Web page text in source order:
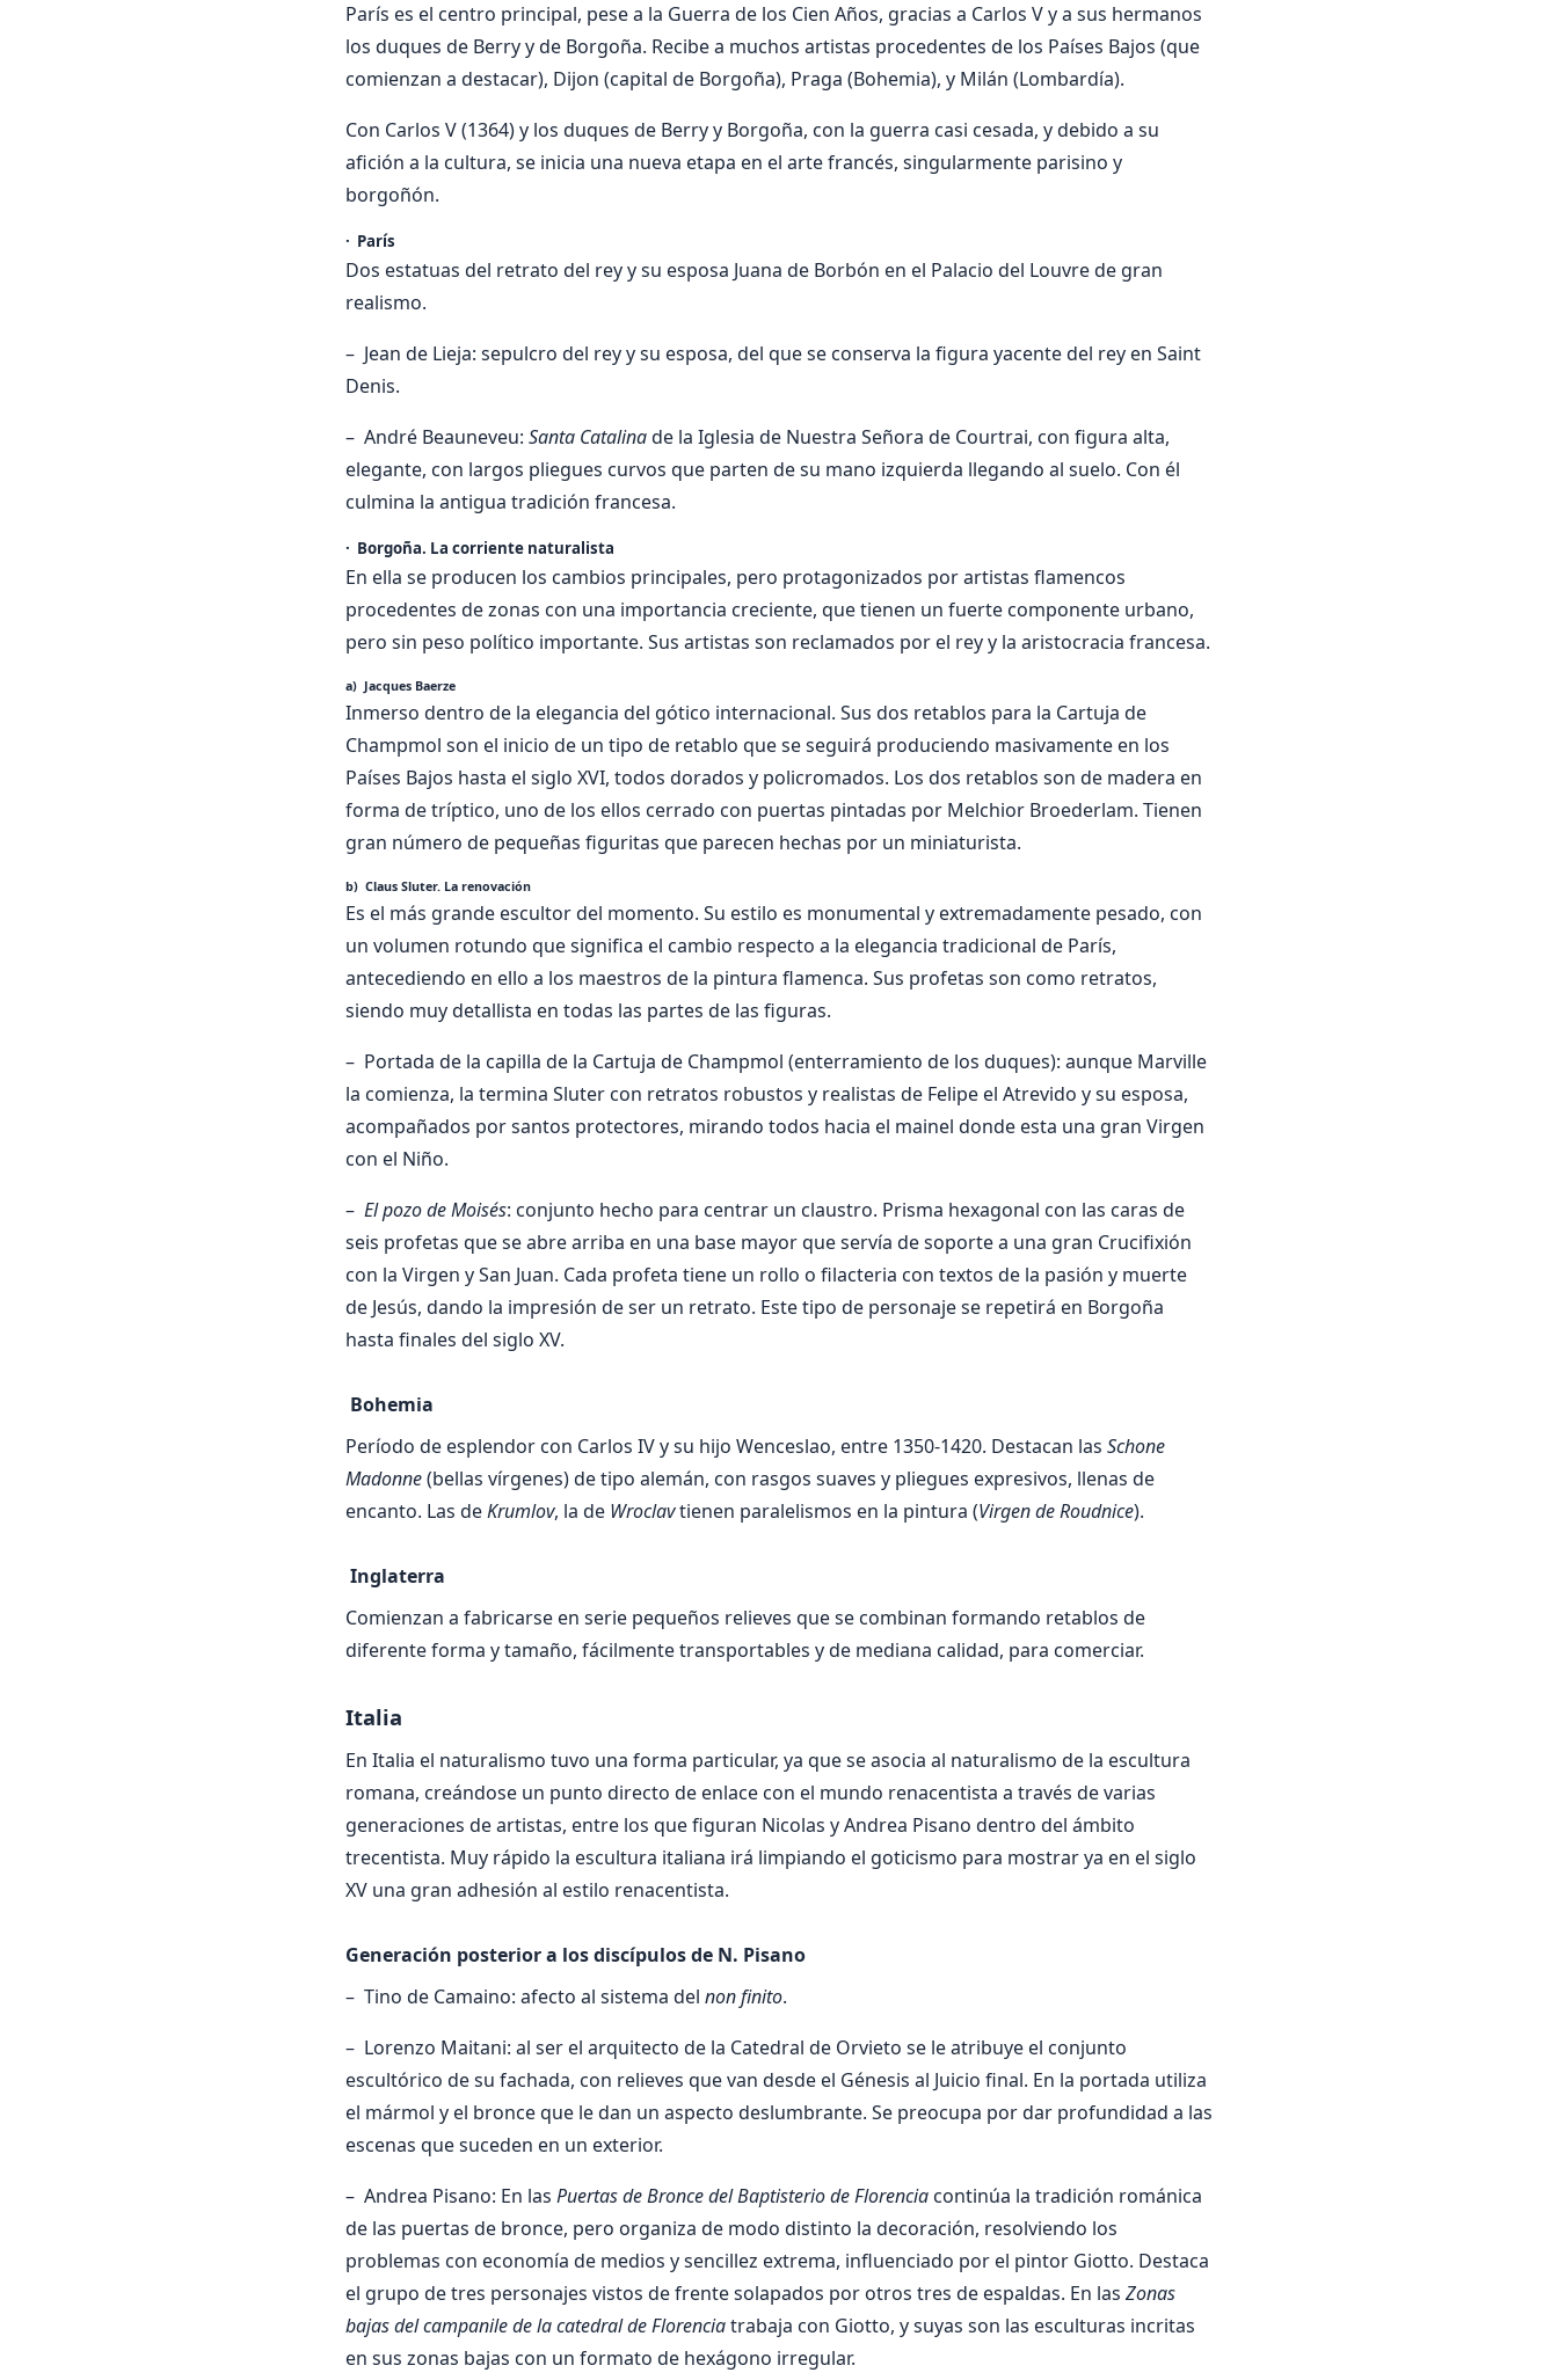
París es el centro principal, pese a la Guerra de los Cien Años, gracias a Carlos V y a sus hermanos
los duques de Berry y de Borgoña. Recibe a muchos artistas procedentes de los Países Bajos (que
comienzan a destacar), Dijon (capital de Borgoña), Praga (Bohemia), y Milán (Lombardía).
Con Carlos V (1364) y los duques de Berry y Borgoña, con la guerra casi cesada, y debido a su
afición a la cultura, se inicia una nueva etapa en el arte francés, singularmente parisino y
borgoñón.
· París
Dos estatuas del retrato del rey y su esposa Juana de Borbón en el Palacio del Louvre de gran
realismo.
– Jean de Lieja: sepulcro del rey y su esposa, del que se conserva la figura yacente del rey en Saint
Denis.
– André Beauneveu: Santa Catalinade la Iglesia de Nuestra Señora de Courtrai, con figura alta,
elegante, con largos pliegues curvos que parten de su mano izquierda llegando al suelo. Con él
culmina la antigua tradición francesa.
· Borgoña. La corriente naturalista
En ella se producen los cambios principales, pero protagonizados por artistas flamencos
procedentes de zonas con una importancia creciente, que tienen un fuerte componente urbano,
pero sin peso político importante. Sus artistas son reclamados por el rey y la aristocracia francesa.
a) Jacques Baerze
Inmerso dentro de la elegancia del gótico internacional. Sus dos retablos para la Cartuja de
Champmol son el inicio de un tipo de retablo que se seguirá produciendo masivamente en los
Países Bajos hasta el siglo XVI, todos dorados y policromados. Los dos retablos son de madera en
forma de tríptico, uno de los ellos cerrado con puertas pintadas por Melchior Broederlam. Tienen
gran número de pequeñas figuritas que parecen hechas por un miniaturista.
b) Claus Sluter. La renovación
Es el más grande escultor del momento. Su estilo es monumental y extremadamente pesado, con
un volumen rotundo que significa el cambio respecto a la elegancia tradicional de París,
antecediendo en ello a los maestros de la pintura flamenca. Sus profetas son como retratos,
siendo muy detallista en todas las partes de las figuras.
– Portada de la capilla de la Cartuja de Champmol (enterramiento de los duques): aunque Marville
la comienza, la termina Sluter con retratos robustos y realistas de Felipe el Atrevido y su esposa,
acompañados por santos protectores, mirando todos hacia el mainel donde esta una gran Virgen
con el Niño.
– El pozo de Moisés: conjunto hecho para centrar un claustro. Prisma hexagonal con las caras de
seis profetas que se abre arriba en una base mayor que servía de soporte a una gran Crucifixión
con la Virgen y San Juan. Cada profeta tiene un rollo o filacteria con textos de la pasión y muerte
de Jesús, dando la impresión de ser un retrato. Este tipo de personaje se repetirá en Borgoña
hasta finales del siglo XV.
Bohemia
Período de esplendor con Carlos IV y su hijo Wenceslao, entre 1350-1420. Destacan las Schone
Madonne(bellas vírgenes) de tipo alemán, con rasgos suaves y pliegues expresivos, llenas de
encanto. Las deKrumlov, la de Wroclavtienen paralelismos en la pintura (Virgen de Roudnice).
Inglaterra
Comienzan a fabricarse en serie pequeños relieves que se combinan formando retablos de
diferente forma y tamaño, fácilmente transportables y de mediana calidad, para comerciar.
Italia
En Italia el naturalismo tuvo una forma particular, ya que se asocia al naturalismo de la escultura
romana, creándose un punto directo de enlace con el mundo renacentista a través de varias
generaciones de artistas, entre los que figuran Nicolas y Andrea Pisano dentro del ámbito
trecentista. Muy rápido la escultura italiana irá limpiando el goticismo para mostrar ya en el siglo
XV una gran adhesión al estilo renacentista.
Generación posterior a los discípulos de N. Pisano
– Tino de Camaino: afecto al sistema del nonfinito.
– Lorenzo Maitani: al ser el arquitecto de la Catedral de Orvieto se le atribuye el conjunto
escultórico de su fachada, con relieves que van desde el Génesis al Juicio final. En la portada utiliza
el mármol y el bronce que le dan un aspecto deslumbrante. Se preocupa por dar profundidad a las
escenas que suceden en un exterior.
– Andrea Pisano: En las Puertas de Bronce del Baptisterio de Florencia continúa la tradición románica
de las puertas de bronce, pero organiza de modo distinto la decoración, resolviendo los
problemas con economía de medios y sencillez extrema, influenciado por el pintor Giotto. Destaca
el grupo de tres personajes vistos de frente solapados por otros tres de espaldas. En las Zonas
bajas del campanile de la catedral de Florenciatrabaja con Giotto, y suyas son las esculturas incritas
en sus zonas bajas con un formato de hexágono irregular.